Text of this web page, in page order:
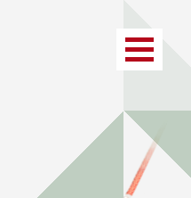
Kosten und Finanzierung
Ansprechpartner*innen